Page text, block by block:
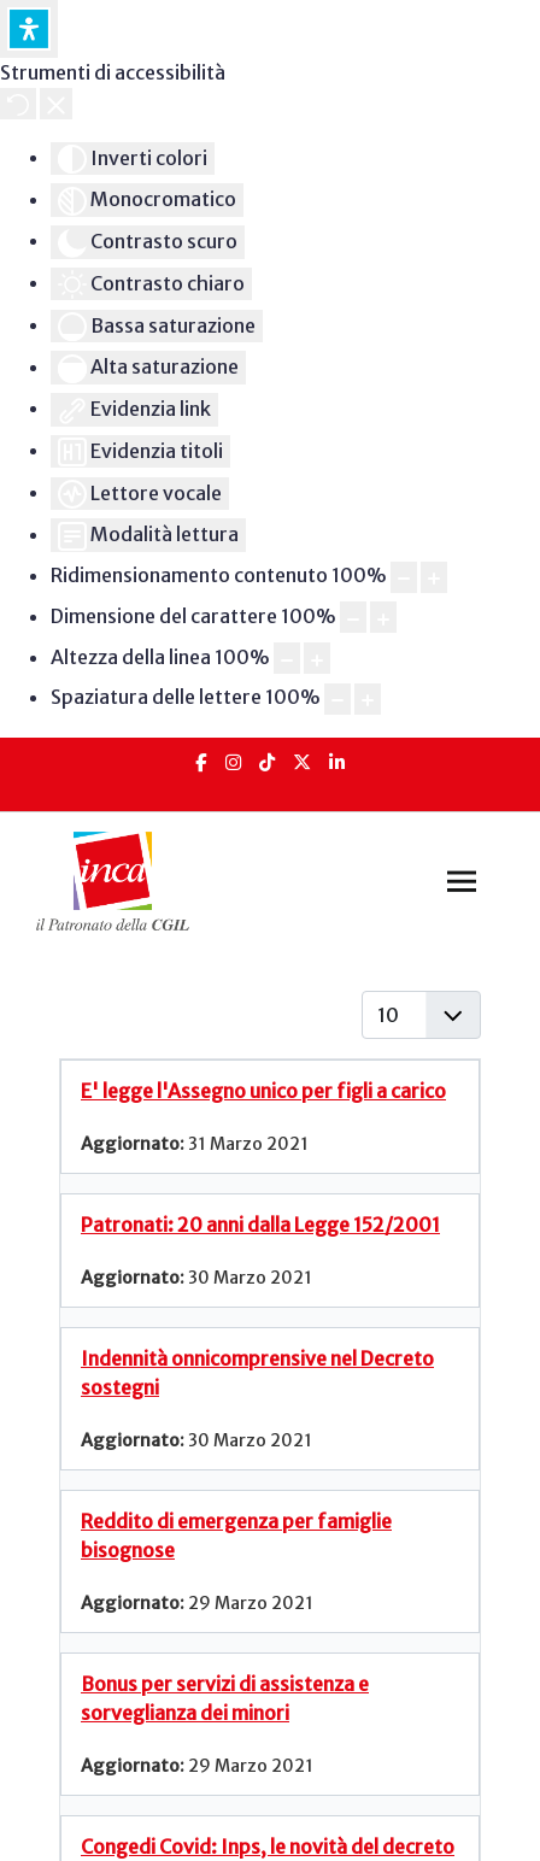
Strumenti di accessibilità
Inverti colori
Monocromatico
Contrasto scuro
Contrasto chiaro
Bassa saturazione
Alta saturazione
Evidenzia link
Evidenzia titoli
Lettore vocale
Modalità lettura
Ridimensionamento contenuto 100%
Dimensione del carattere 100%
Altezza della linea 100%
Spaziatura delle lettere 100%
Visualizza #
E' legge l'Assegno unico per figli a carico
31 Marzo 2021
Patronati: 20 anni dalla Legge 152/2001
30 Marzo 2021
Indennità onnicomprensive nel Decreto
sostegni
30 Marzo 2021
Reddito di emergenza per famiglie
bisognose
29 Marzo 2021
Bonus per servizi di assistenza e
sorveglianza dei minori
29 Marzo 2021
Congedi Covid: Inps, le novità del decreto